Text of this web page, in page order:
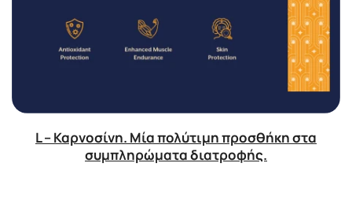
L – Καρνοσίνη. Μία πολύτιμη προσθήκη στα
συμπληρώματα διατροφής.